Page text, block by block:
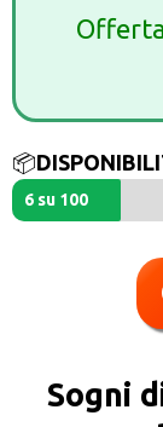
Offerta
📦
6 su 100
Sogni